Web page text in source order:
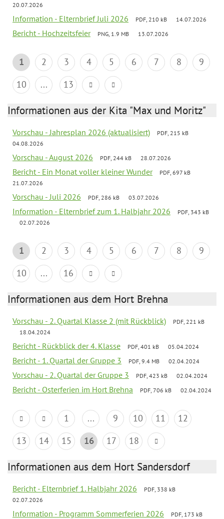
20.07.2026
Information - Elternbrief Juli 2026 PDF, 210 kB 14.07.2026
Bericht - Hochzeitsfeier PNG, 1.9 MB 13.07.2026
1 2 3 4 5 6 7 8
9
10
... 13
Informationen aus der Kita "Max und Moritz"
Vorschau - Jahresplan 2026 (aktualisiert)
PDF, 215 kB
04.08.2026
Vorschau - August 2026 PDF, 244 kB 28.07.2026
Bericht - Ein Monat voller kleiner Wunder
PDF, 697 kB
21.07.2026
Vorschau - Juli 2026 PDF, 286 kB 03.07.2026
Information - Elternbrief zum 1. Halbjahr 2026
PDF, 343 kB
02.07.2026
1 2 3 4 5 6 7 8
9
10
... 16
Informationen aus dem Hort Brehna
Vorschau - 2. Quartal Klasse 2 (mit Rückblick)
PDF, 221 kB
18.04.2024
Bericht - Rückblick der 4. Klasse PDF, 401 kB 05.04.2024
Bericht - 1. Quartal der Gruppe 3 PDF, 9.4 MB 02.04.2024
Vorschau - 2. Quartal der Gruppe 3 PDF, 423 kB 02.04.2024
Bericht - Osterferien im Hort Brehna PDF, 706 kB 02.04.2024
1 ... 9 10 11
12
13
14 15 16 17 18
Informationen aus dem Hort Sandersdorf
Bericht - Elternbrief 1. Halbjahr 2026
PDF, 338 kB
02.07.2026
Information - Programm Sommerferien 2026
PDF, 173 kB